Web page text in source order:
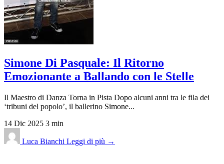
Simone Di Pasquale: Il Ritorno
Emozionante a Ballando con le Stelle
Il Maestro di Danza Torna in Pista Dopo alcuni anni tra le fila dei
‘tribuni del popolo’, il ballerino Simone...
14 Dic 2025 3 min
Luca Bianchi Leggi di più →